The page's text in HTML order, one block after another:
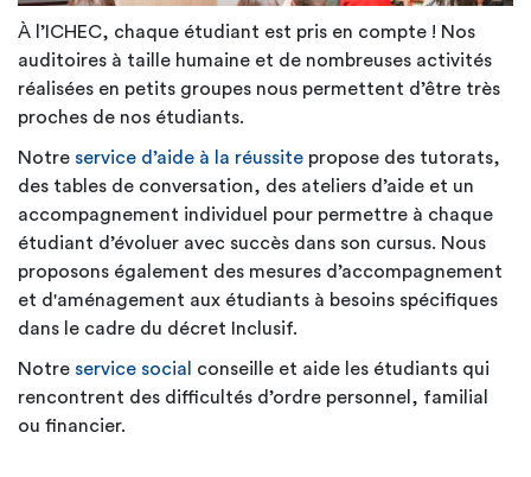
À l’ICHEC, chaque étudiant est pris en compte ! Nos
auditoires à taille humaine et de nombreuses activités
réalisées en petits groupes nous permettent d’être très
proches de nos étudiants.
Notre service d’aide à la réussite propose des tutorats,
des tables de conversation, des ateliers d’aide et un
accompagnement individuel pour permettre à chaque
étudiant d’évoluer avec succès dans son cursus. Nous
proposons également des mesures d’accompagnement
et d'aménagement aux étudiants à besoins spécifiques
dans le cadre du décret Inclusif.
Notre service social
conseille et aide les étudiants qui
rencontrent des difficultés d’ordre personnel, familial
ou financier.